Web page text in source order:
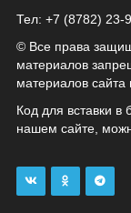
Тел: +7 (8782)
© Все права
материалов
материалов сайта
Код для вставки
нашем сайте,